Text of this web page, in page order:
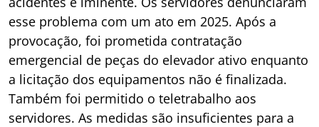
esse problema com um ato em 2025. Após a
provocação, foi prometida contratação
emergencial de peças do elevador ativo enquanto
a licitação dos equipamentos não é finalizada.
Também foi permitido o teletrabalho aos
servidores. As medidas são insuficientes para a